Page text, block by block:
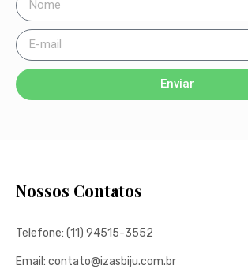
Enviar
Nossos Contatos
Telefone: (11) 94515-3552
Email: contato@izasbiju.com.br